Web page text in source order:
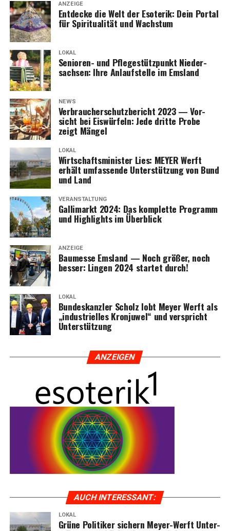
ANZEIGE
Ent­de­cke die Welt der Eso­te­rik: Dein Por­tal
für Spi­ri­tua­li­tät und Wachstum
LOKAL
Senio­ren- und Pfle­ge­stütz­punkt Nie­der­
sach­sen: Ihre Anlauf­stel­le im Emsland
NEWS
Ver­brau­cher­schutz­be­richt 2023 — Vor­
sicht bei Eis­wür­feln: Jede drit­te Pro­be
zeigt Mängel
LOKAL
Wirt­schafts­mi­nis­ter Lies: MEYER Werft
erhält umfas­sen­de Unter­stüt­zung von Bund
und Land
VERANSTALTUNG
Gal­li­markt 2024: Das kom­plet­te Pro­gramm
und High­lights im Überblick
ANZEIGE
Bau­mes­se Ems­land — Noch grö­ßer, noch
bes­ser: Lin­gen 2024 star­tet durch!
LOKAL
Bun­des­kanz­ler Scholz lobt Mey­er Werft als
„indus­tri­el­les Kron­ju­wel“ und ver­spricht
Unterstützung
ANZEI­GEN
AUCH INTER­ES­SANT:
LOKAL
Grü­ne Poli­ti­ker sichern Mey­er-Werft Unter­